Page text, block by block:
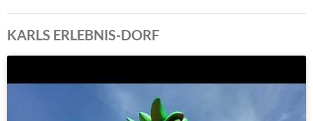
KARLS ERLEBNIS-DORF